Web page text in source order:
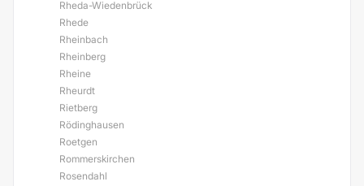
Rheda-Wiedenbrück
Rhede
Rheinbach
Rheinberg
Rheine
Rheurdt
Rietberg
Rödinghausen
Roetgen
Rommerskirchen
Rosendahl